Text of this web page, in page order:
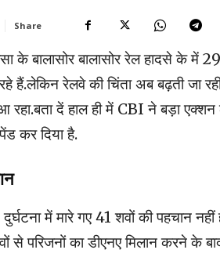
Share
के बालासोर बालासोर रेल हादसे के में
हैं.लेकिन रेलवे की चिंता अब बढ़ती जा
दें हाल ही में CBI ने बड़ा एक्शन
कर दिया है.
में मारे गए 41 शवों की पहचान
से परिजनों का डीएनए मिलान करने के